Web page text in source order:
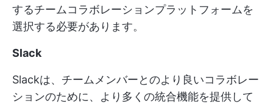
するチームコラボレーションプラットフォームを
選択する必要があります。
Slack
Slackは、チームメンバーとのより良いコラボレー
ションのために、より多くの統合機能を提供して